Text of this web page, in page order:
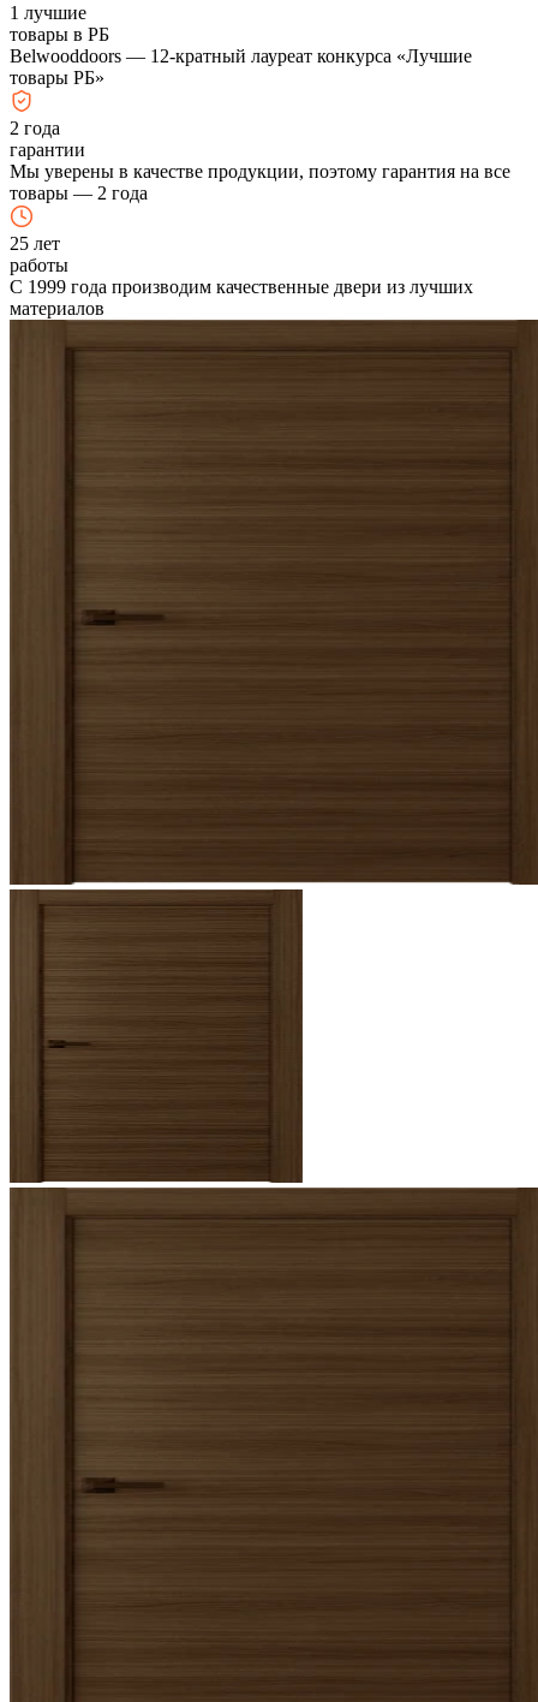
1 лучшие
товары в РБ
Belwooddoors — 12-кратный лауреат конкурса «Лучшие
товары РБ»
2 года
гарантии
Мы уверены в качестве продукции, поэтому гарантия на все
товары — 2 года
25 лет
работы
С 1999 года производим качественные двери из лучших
материалов